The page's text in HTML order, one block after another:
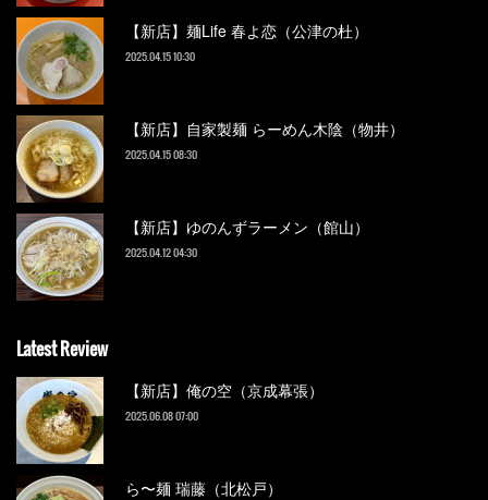
【新店】麺Life 春よ恋（公津の杜）
2025.04.15 10:30
【新店】自家製麺 らーめん木陰（物井）
2025.04.15 08:30
【新店】ゆのんずラーメン（館山）
2025.04.12 04:30
Latest Review
【新店】俺の空（京成幕張）
2025.06.08 07:00
ら〜麺 瑞藤（北松戸）